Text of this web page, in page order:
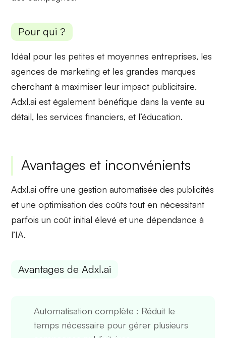
Pour qui ?
Idéal pour les petites et moyennes entreprises, les
agences de marketing et les grandes marques
cherchant à maximiser leur impact publicitaire.
Adxl.ai est également bénéfique dans lavente au
détail, les services financiers, et l’éducation.
Avantages et inconvénients
Adxl.ai offre unegestion automatisée des publicités
et uneoptimisation des coûts tout en nécessitant
parfois uncoût initial élevé et unedépendance à
l’IA.
Avantages de Adxl.ai
Automatisation complète : Réduit le
temps nécessaire pour gérer plusieurs